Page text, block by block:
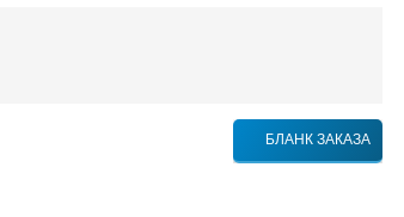
БЛАНК ЗАКАЗА